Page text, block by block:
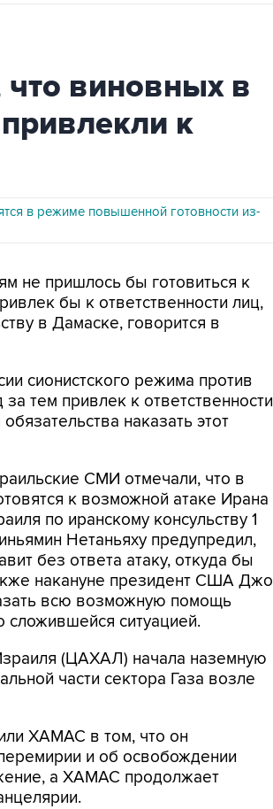
виновных в
к
в режиме повышенной готовности из-
не пришлось бы готовиться к
бы к ответственности лиц,
в Дамаске, говорится в
сионистского режима против
тем привлек к ответственности
наказать этот
СМИ отмечали, что в
к возможной атаке Ирана
по иранскому консульству 1
Нетаньяху предупредил,
без ответа атаку, откуда бы
накануне президент США Джо
всю возможную помощь
сложившейся ситуацией.
(ЦАХАЛ) начала наземную
части сектора Газа возле
ХАМАС в том, что он
и об освобождении
а ХАМАС продолжает